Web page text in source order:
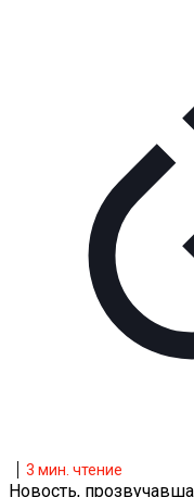
3 мин. чтение
Новость,